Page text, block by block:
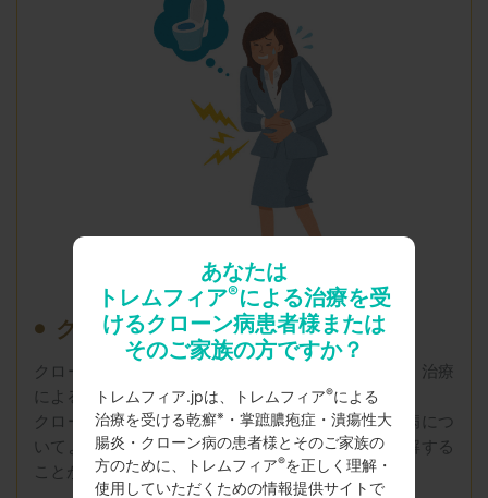
あなたは
トレムフィア®による治療を受
けるクローン病患者様または
そのご家族の方ですか？
トレムフィア.jpは、トレムフィア®による
治療を受ける乾癬※ ・掌蹠膿疱症・潰瘍性大
腸炎・クローン病の患者様とそのご家族の
方のために、トレムフィア®を正しく理解・
使用していただくための情報提供サイトで
クローン病の経過
クローン病は再燃・寛解を繰り返す経過のなかで、治療
による影響も加わり症状が変化します。
クローン病の症状は多様性に富むため、クローン病につ
いてよく理解し、自分の治療内容、その効果を理解する
ことが重要です。